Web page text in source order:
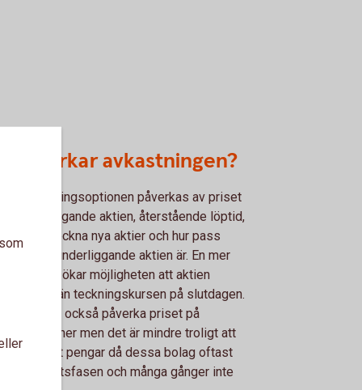
påverkar avkastningen?
på teckningsoptionen påverkas av priset
underliggande aktien, återstående löptid,
för att teckna nya aktier och hur pass
den underliggande aktien är. En mer
aktie ökar möjligheten att aktien
högre än teckningskursen på slutdagen.
kan också påverka priset på
men det är mindre troligt att
delar ut pengar då dessa bolag oftast
i uppstartsfasen och många gånger inte